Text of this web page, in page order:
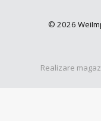
© 2026
Realizare